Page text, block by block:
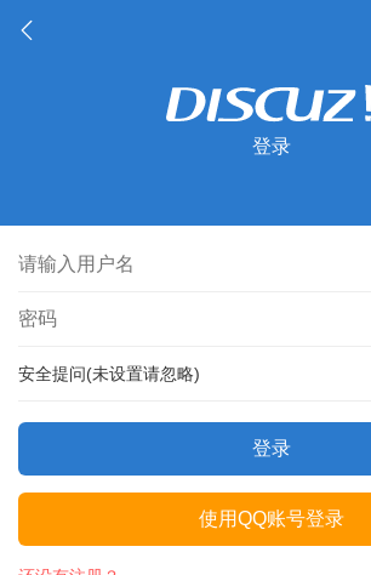
登录
安全提问(未设置请忽略)
登录
使用QQ账号登录